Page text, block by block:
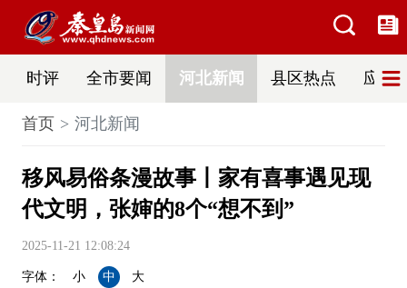
时评 全市要闻 河北新闻 县区热点 应急
首页 河北新闻
移风易俗条漫故事丨家有喜事遇见现
代文明，张婶的8个“想不到”
2025-11-21 12:08:24
字体： 小 中 大